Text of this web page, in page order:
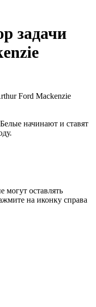
задачи
начинают и ставят
могут оставлять
на иконку справа